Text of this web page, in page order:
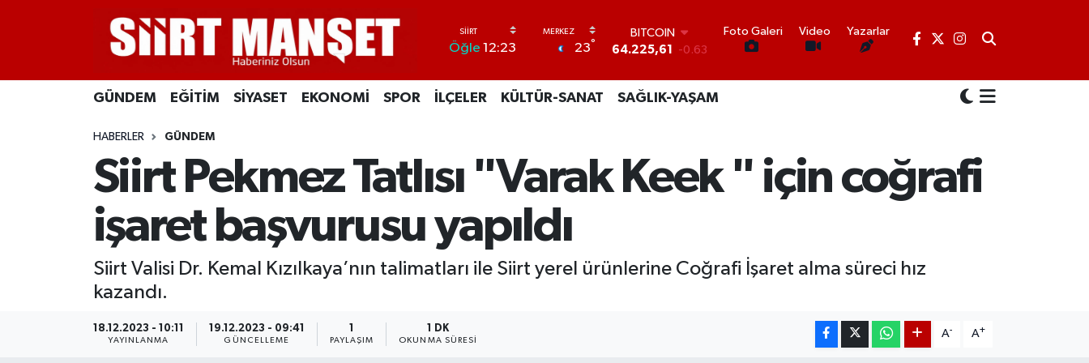
Öğle 12:23 23°
64.225,61
DOLAR
55,0317 -0.02
6510.40
BİST100
13.799
70
Foto Galeri Video Yazarlar
GÜNDEM EĞİTİM SİYASET EKONOMİ SPOR İLÇELER KÜLTÜR-SANAT SAĞLIK-YAŞAM
HABERLER GÜNDEM
Siirt Pekmez Tatlısı "Varak Keek " için coğrafi
işaret başvurusu yapıldı
Siirt Valisi Dr. Kemal Kızılkaya’nın talimatları ile Siirt yerel ürünlerine Coğrafi İşaret alma süreci hız
kazandı.
18.12.2023 - 10:11
YAYINLANMA
19.12.2023 - 09:41
GÜNCELLEME
1
PAYLAŞIM
1 DK
OKUNMA SÜRESI
A- A+
SİYASET
EKONOMİ
İLÇELER
Siirt Nöbetçi Eczaneler
Siirt Hava Durumu
Siirt Namaz Vakitleri
Siirt Trafik Yoğunluk Haritası
Süper Lig Puan Durumu ve Fikstür
Tüm Manşetler